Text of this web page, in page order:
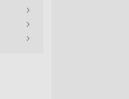
Event + Messe
Dienstleister + Small Business